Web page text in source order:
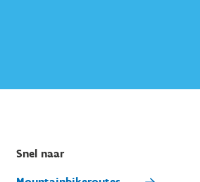
Snel naar